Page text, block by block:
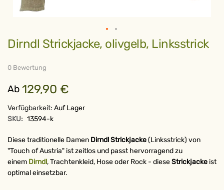
Zum
Anfang
springen
Dirndl Strickjacke, olivgelb, Linksstrick
0 Bewertung
Ab 129,90 €
Verfügbarkeit: Auf Lager
SKU: 13594-k
Diese traditionelle Damen Dirndl Strickjacke(Linksstrick) von
"Touch of Austria" ist zeitlos und passt hervorragend zu
einem Dirndl, Trachtenkleid, Hose oder Rock - dieseStrickjacke ist
optimal einsetzbar.